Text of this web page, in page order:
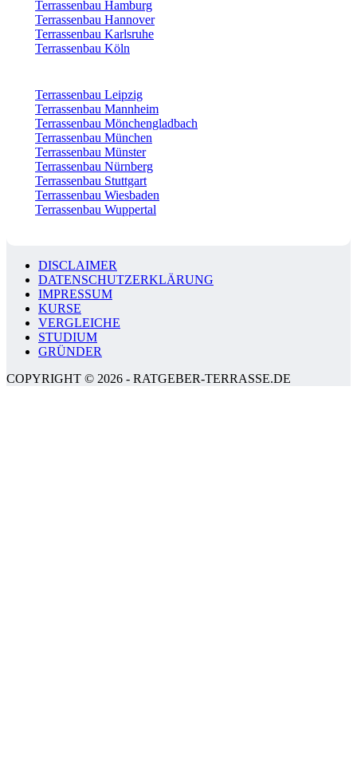
Terrassenbau Hamburg
Terrassenbau Hannover
Terrassenbau Karlsruhe
Terrassenbau Köln
Terrassenbau Leipzig
Terrassenbau Mannheim
Terrassenbau Mönchengladbach
Terrassenbau München
Terrassenbau Münster
Terrassenbau Nürnberg
Terrassenbau Stuttgart
Terrassenbau Wiesbaden
Terrassenbau Wuppertal
DISCLAIMER
DATENSCHUTZERKLÄRUNG
IMPRESSUM
KURSE
VERGLEICHE
STUDIUM
GRÜNDER
COPYRIGHT © 2026 - RATGEBER-TERRASSE.DE